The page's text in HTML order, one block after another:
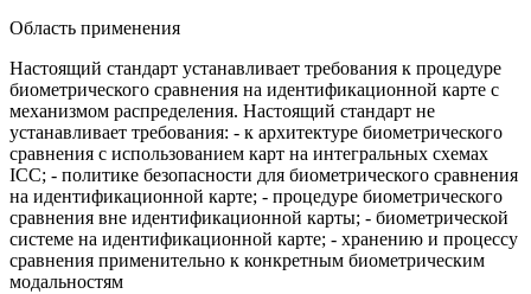
Область применения
Настоящий стандарт устанавливает требования к процедуре
биометрического сравнения на идентификационной карте с
механизмом распределения. Настоящий стандарт не
устанавливает требования: - к архитектуре биометрического
сравнения с использованием карт на интегральных схемах
ICC; - политике безопасности для биометрического сравнения
на идентификационной карте; - процедуре биометрического
сравнения вне идентификационной карты; - биометрической
системе на идентификационной карте; - хранению и процессу
сравнения применительно к конкретным биометрическим
модальностям